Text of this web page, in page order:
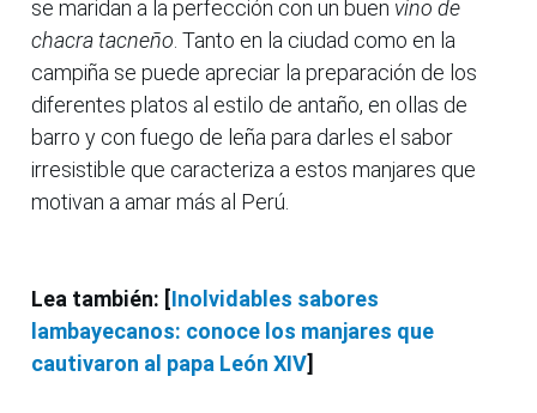
se maridan a la perfección con un buen vino de
chacra tacneño . Tanto en la ciudad como en la
campiña se puede apreciar la preparación de los
diferentes platos al estilo de antaño, en ollas de
barro y con fuego de leña para darles el sabor
irresistible que caracteriza a estos manjares que
motivan a amar más al Perú.
Lea también: [Inolvidables sabores
lambayecanos: conoce los manjares que
cautivaron al papa León XIV]